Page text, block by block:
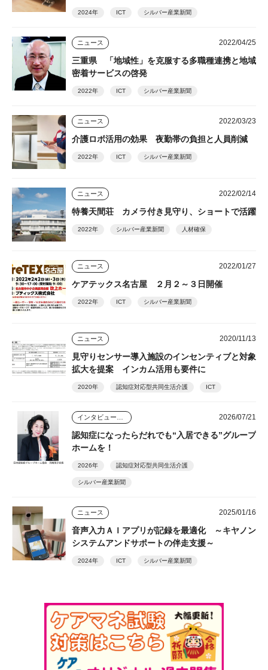
2024年 ICT シルバー産業新聞
ニュース 2022/04/25
三重県 「地域性」を克服する多職種連携と地域
密着サービスの啓発
2022年 ICT シルバー産業新聞
ニュース 2022/03/23
介護ロボ活用の効果 夜勤帯の負担と人員削減
2022年 ICT シルバー産業新聞
ニュース 2022/02/14
特養天間荘 カメラ付き見守り、ショートで活躍
2022年 シルバー産業新聞 人材確保
ニュース 2022/01/27
ケアテックス名古屋 ２月２～３日開催
2022年 ICT シルバー産業新聞
ニュース 2020/11/13
見守りセンサー導入施設のインセンティブと対象
拡大を提案 インカム活用も要件に
2020年 認知症対応型共同生活介護 ICT
2026/07/21
認知症になったらだれでも“入居できる”グループ
ホームを！
2026年 認知症対応型共同生活介護
シルバー産業新聞
ニュース 2025/01/16
音声入力ＡＩアプリが記録を最適化 ～キヤノン
システムアンドサポートの伴走支援～
2024年 ICT シルバー産業新聞